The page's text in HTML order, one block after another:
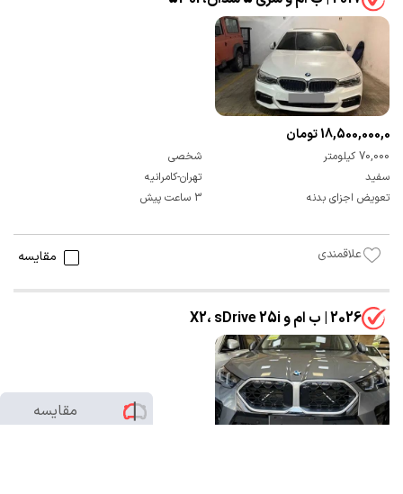
مقایسه
18,500,000,000 تومان
70,000 کیلومتر
شخصی
سفید
تهران-کامرانیه
تعویض اجزای بدنه
3 ساعت پیش
علاقمندی مقایسه
2026 | ب ام و X2، sDrive 25i